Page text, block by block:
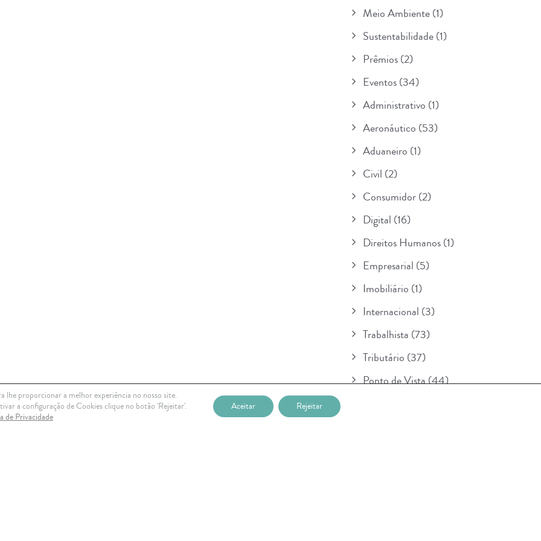
Meio Ambiente(1)
Sustentabilidade(1)
Prêmios(2)
Eventos(34)
Administrativo (1)
Aeronáutico (53)
Aduaneiro (1)
Civil (2)
Consumidor(2)
Digital (16)
Direitos Humanos(1)
Empresarial (5)
Imobiliário (1)
Internacional (3)
Trabalhista (73)
Tributário (37)
Ponto de Vista(44)
lhe proporcionar a melhor experiência no nosso site.
a configuração de Cookies clique no botão 'Rejeitar'.
de Privacidade
Aceitar Rejeitar